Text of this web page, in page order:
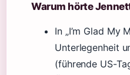
Warum hörte
In „I’m Glad My
Unterlegenheit
(führende US-